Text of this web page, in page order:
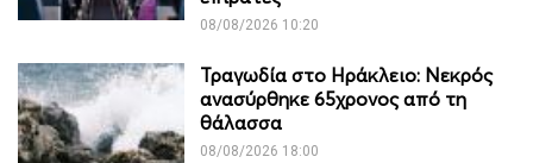
08/08/2026 10:20
Τραγωδία στο Ηράκλειο: Νεκρός
ανασύρθηκε 65χρονος από τη
θάλασσα
08/08/2026 18:00